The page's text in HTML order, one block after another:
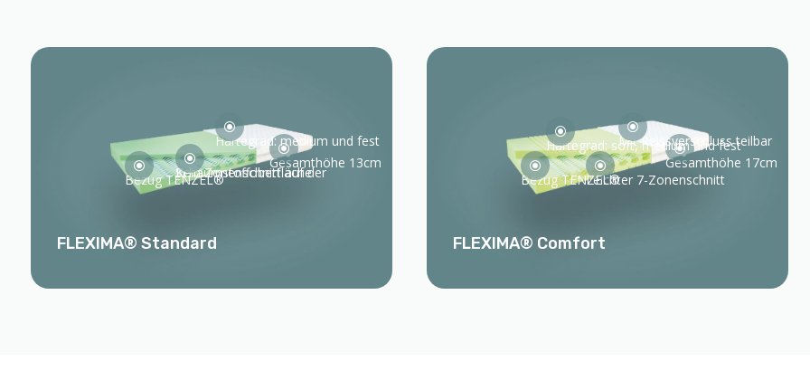
\
Kein Zonenschnitt auf der Schaumstoffoberfläche
\
Gesamthöhe 13cm
\
Bezug TENZEL®
\
Härtegrad: medium und fest
FLEXIMA® Standard
\
Leichter 7-Zonenschnitt
\
Gesamthöhe 17cm
\
Bezug TENZEL®
\
Mit Reissverschluss teilbar
\
Härtegrad: soft, medium und fest
FLEXIMA® Comfort